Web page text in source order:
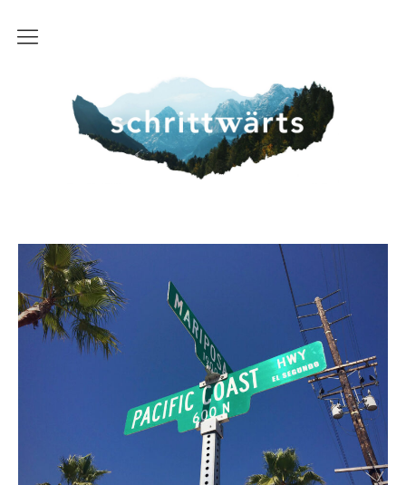
schrittwaerts
Start
Über uns
Route
Kontakt
INSTAGRAM
Folge mir!